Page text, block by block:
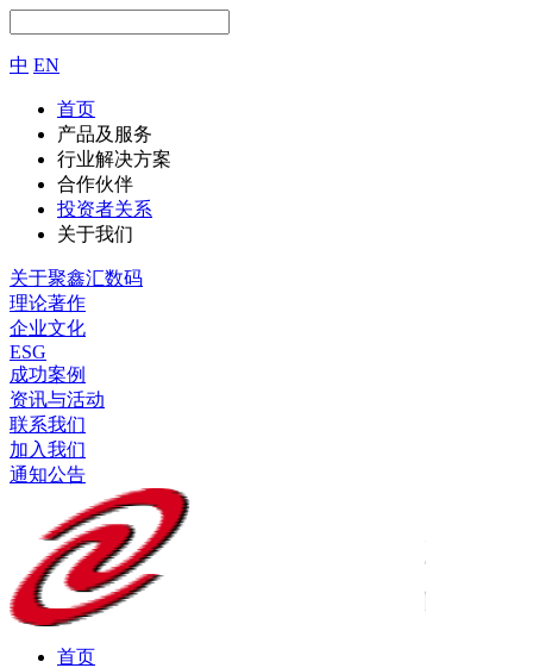
中 EN
首页
产品及服务
行业解决方案
合作伙伴
投资者关系
关于我们
关于聚鑫汇数码
理论著作
企业文化
ESG
成功案例
资讯与活动
联系我们
加入我们
通知公告
首页